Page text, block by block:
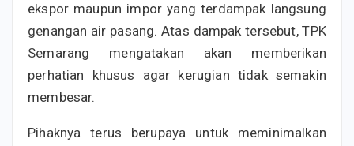
ekspor maupun impor yang terdampak langsung
genangan air pasang. Atas dampak tersebut, TPK
Semarang mengatakan akan memberikan
perhatian khusus agar kerugian tidak semakin
membesar.
Pihaknya terus berupaya untuk meminimalkan